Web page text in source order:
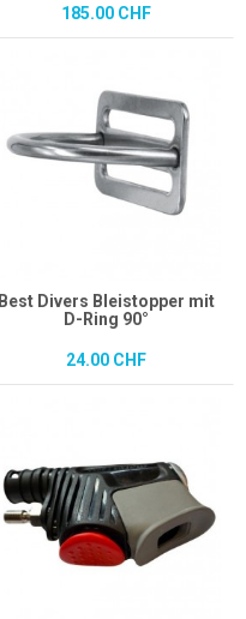
185.00 CHF
Best Divers Bleistopper mit
D-Ring 90°
24.00 CHF